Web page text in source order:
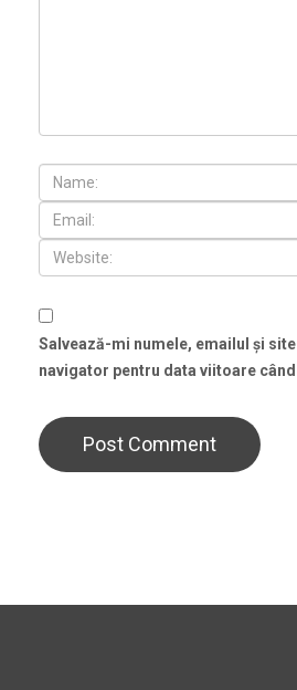
Salvează-mi numele, emailul și
navigator pentru data viitoare